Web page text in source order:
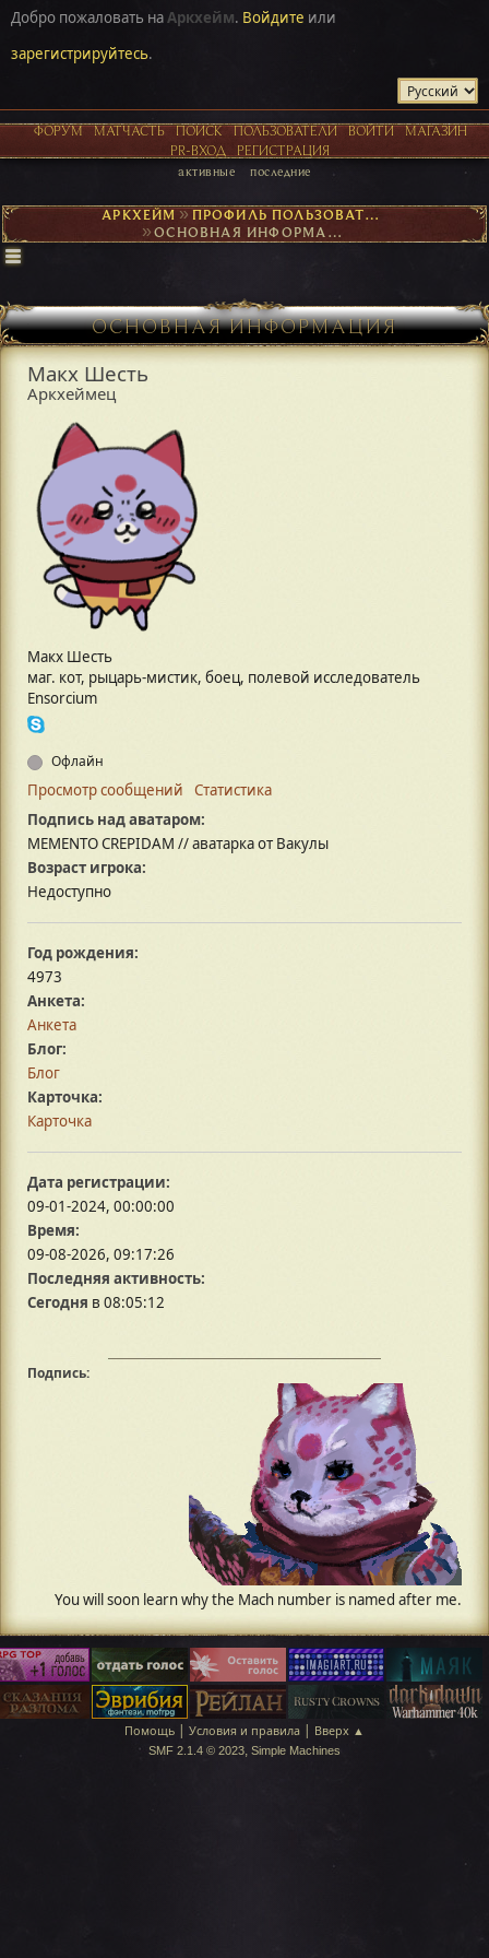
Добро пожаловать наАркхейм. Войдите или
зарегистрируйтесь.
ФОРУМ МАТЧАСТЬ ПОИСК ПОЛЬЗОВАТЕЛИ ВОЙТИ
МАГАЗИН
PR-ВХОД
РЕГИСТРАЦИЯ
активные последние
АРКХЕЙМ► ПРОФИЛЬ ПОЛЬЗОВАТЕЛЯ МАКХ ШЕСТЬ
► ОСНОВНАЯ ИНФОРМАЦИЯ
ОСНОВНАЯ ИНФОРМАЦИЯ
Макх Шесть
Аркхеймец
Макх Шесть
маг. кот, рыцарь-мистик, боец, полевой исследователь
Ensorcium
Офлайн
Просмотр сообщений
Статистика
Подпись над аватаром:
MEMENTO CREPIDAM // аватарка от Вакулы
Возраст игрока:
Недоступно
Год рождения:
4973
Анкета:
Анкета
Блог:
Блог
Карточка:
Карточка
Дата регистрации:
09-01-2024, 00:00:00
Время:
09-08-2026, 09:17:26
Последняя активность:
Сегодня в 08:05:12
Подпись:
Помощь | Условия и правила | Вверх ▲
SMF 2.1.4 © 2023, Simple Machines